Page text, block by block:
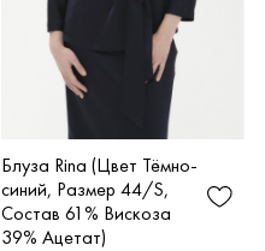
Блуза Rina (Цвет Тёмно-
синий, Размер 44/S,
Состав 61% Вискоза
39% Ацетат)